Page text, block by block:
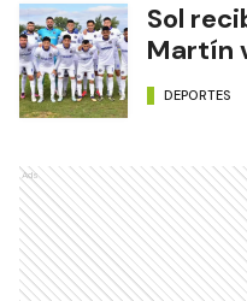
Sol
Martín
DEPORTES
Ads